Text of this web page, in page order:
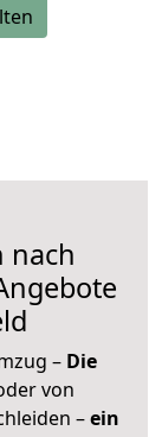
nach
– Die
von
–ein